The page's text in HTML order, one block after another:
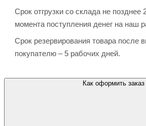
Срок отгрузки со склада не позднее
момента поступления денег на наш
Срок резервирования товара после
покупателю – 5 рабочих дней.
Как оформить заказ